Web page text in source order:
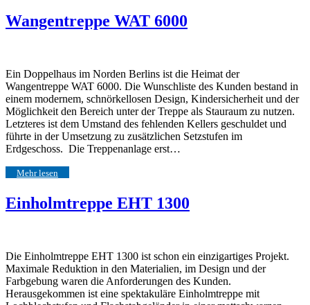
Wangentreppe WAT 6000
Ein Doppelhaus im Norden Berlins ist die Heimat der
Wangentreppe WAT 6000. Die Wunschliste des Kunden bestand in
einem modernem, schnörkellosen Design, Kindersicherheit und der
Möglichkeit den Bereich unter der Treppe als Stauraum zu nutzen.
Letzteres ist dem Umstand des fehlenden Kellers geschuldet und
führte in der Umsetzung zu zusätzlichen Setzstufen im
Erdgeschoss. Die Treppenanlage erst…
Mehr lesen
Einholmtreppe EHT 1300
Die Einholmtreppe EHT 1300 ist schon ein einzigartiges Projekt.
Maximale Reduktion in den Materialien, im Design und der
Farbgebung waren die Anforderungen des Kunden.
Herausgekommen ist eine spektakuläre Einholmtreppe mit